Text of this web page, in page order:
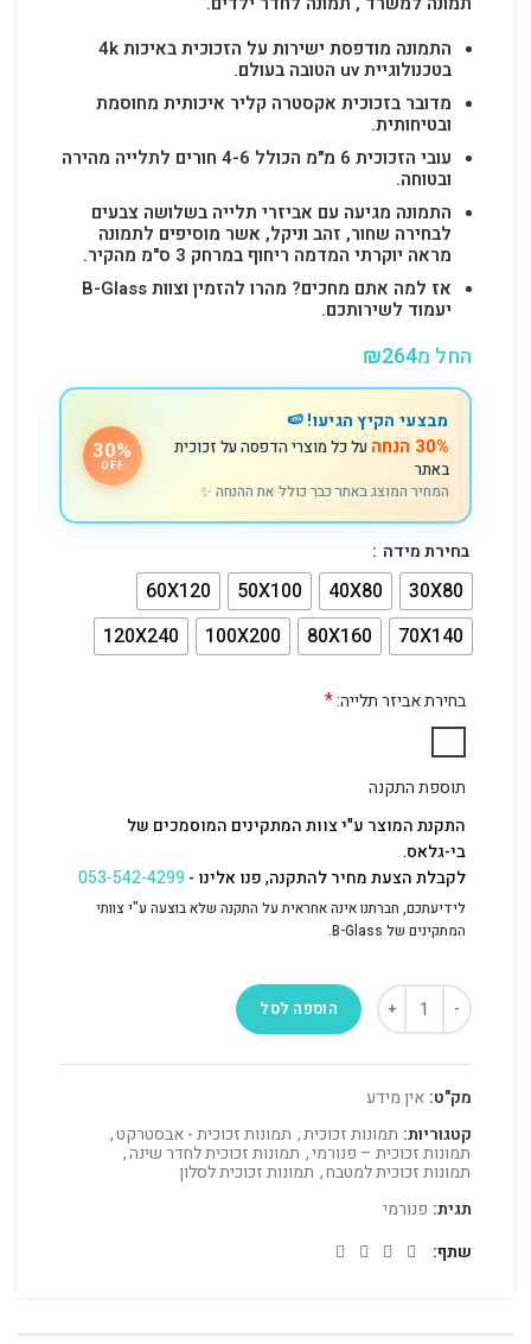
התמונה מודפסת ישירות על הזכוכית באיכות 4k
בטכנולוגיית uv הטובה בעולם.
מדובר בזכוכית אקסטרה קליר איכותית מחוסמת
ובטיחותית.
עובי הזכוכית 6 מ"מ הכולל 4-6 חורים לתלייה מהירה
ובטוחה.
התמונה מגיעה עם אביזרי תלייה בשלושה צבעים
לבחירה שחור, זהב וניקל, אשר מוסיפים לתמונה
מראה יוקרתי המדמה ריחוף במרחק 3 ס"מ מהקיר.
אז למה אתם מחכים? מהרו להזמין וצוות B-Glass
יעמוד לשירותכם.
החל מ ₪264
מבצעי הקיץ הגיעו! 🍉
30% הנחה
על כל מוצרי הדפסה על זכוכית
באתר
המחיר המוצג באתר כבר כולל את ההנחה ✨
30%
OFF
בחירת מידה
30X80
40X80
50X100
60X120
70X140
80X160
100X200
120X240
בחירת אביזר תלייה:*
תוספת התקנה
התקנת המוצר ע"י צוות המתקינים המוסמכים של
בי-גלאס.
לקבלת הצעת מחיר להתקנה, פנו אלינו -053-542-4299
לידיעתכם, חברתנו אינה אחראית על התקנה שלא בוצעה ע"י צוותי
המתקינים של B-Glass.
הוספה לסל
מק"ט: אין מידע
קטגוריות: תמונות זכוכית, תמונות זכוכית - אבסטרקט,
תמונות זכוכית – פנורמי, תמונות זכוכית לחדר שינה,
תמונות זכוכית למטבח, תמונות זכוכית לסלון
תגית: פנורמי
שתף